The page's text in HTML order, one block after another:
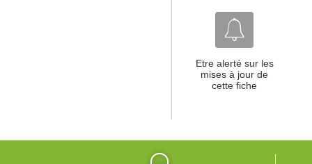
Etre alerté sur les
mises à jour de
cette fiche